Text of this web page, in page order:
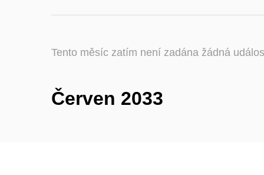
Tento měsíc zatím není zadána žádná
Červen 2033